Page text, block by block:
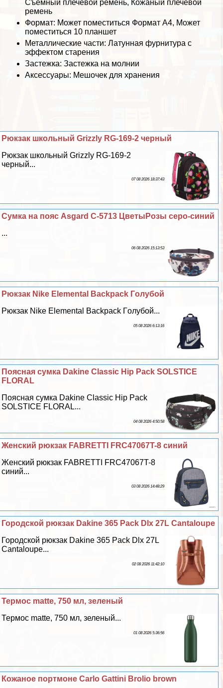
Съемный плечевой ремень, Кожаный плечевой
ремень
Формат: Может поместиться Формат А4, Может
поместиться 10 планшет
Металлические части: Латунная фурнитура с
эффектом старения
Застежка: Застежка на молнии
Аксессуары: Мешочек для хранения
Рюкзак школьный Grizzly RG-169-2 черный
Рюкзак школьный Grizzly RG-169-2
черный...
07 08 2026 18:37:43
Сумка на пояс Asgard С-5713 ЦветыРозы серо-синий
...
06 08 2026 15:13:53
Рюкзак Nike Elemental Backpack Гoлyбой
Рюкзак Nike Elemental Backpack Гoлyбой...
05 08 2026 6:13:16
Поясная сумка Dakine Classic Hip Pack SOLSTICE
FLORAL
Поясная сумка Dakine Classic Hip Pack
SOLSTICE FLORAL...
04 08 2026 4:50:58
Женский рюкзак FABRETTI FRC47067T-8 синий
Женский рюкзак FABRETTI FRC47067T-8
синий...
03 08 2026 14:48:29
Городской рюкзак Dakine 365 Pack Dlx 27L Cantaloupe
Городской рюкзак Dakine 365 Pack Dlx 27L
Cantaloupe...
02 08 2026 11:42:10
Термос matte, 750 мл, зеленый
Термос matte, 750 мл, зеленый...
01 08 2026 5:36:56
Кожаное портмоне Carlo Gattini Brolio brown